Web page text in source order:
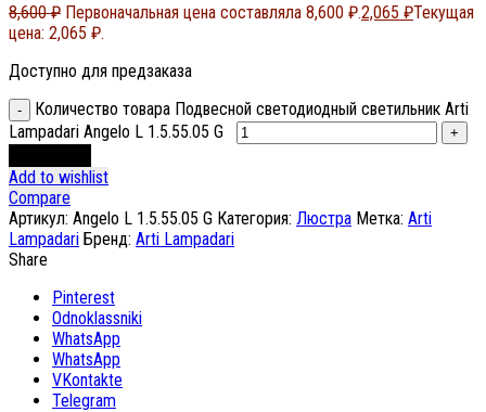
8,600₽ Первоначальная цена составляла 8,600 ₽.2,065 ₽Текущая
цена: 2,065 ₽.
Доступно для предзаказа
Количество товара Подвесной светодиодный светильник Arti
Lampadari Angelo L 1.5.55.05 G
Add to wishlist
Compare
Артикул: Angelo L 1.5.55.05 G Категория: Люстра Метка: Arti
Lampadari Бренд: Arti Lampadari
Share
Pinterest
Odnoklassniki
WhatsApp
WhatsApp
VKontakte
Telegram